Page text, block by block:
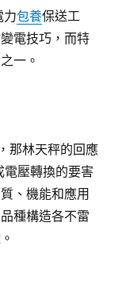
力包養保送工
電技巧，而特
一。
那林天秤的回應
電壓轉換的要害
、機能和應用
種構造各不雷